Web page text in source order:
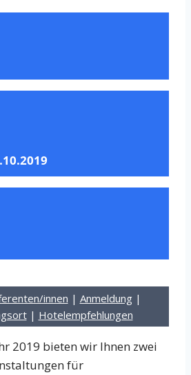
innen | Anmeldung|
| Hotelempfehlungen
2019 bieten wir Ihnen zwei
für